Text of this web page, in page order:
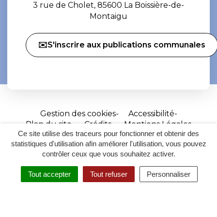
Ce site utilise des traceurs pour fonctionner et obtenir des
statistiques d'utilisation afin améliorer l'utilisation, vous pouvez
contrôler ceux que vous souhaitez activer.
Tout accepter Tout refuser Personnaliser
RECHERCHER
ACCESSIBILITÉ
3 rue de Cholet, 85600 La Boissière-de-
Montaigu
✉️S'inscrire aux publications communales
Gestion des cookies
Accessibilité
Plan du site
Crédits
Mentions Légales
Site
réalisé
par
Inovagora